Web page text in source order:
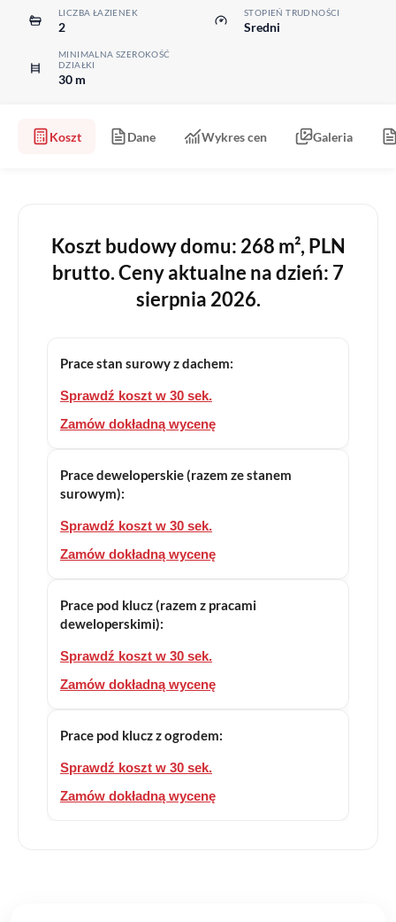
LICZBA ŁAZIENEK
2
STOPIEŃ TRUDNOŚCI
Sredni
MINIMALNA SZEROKOŚĆ
DZIAŁKI
30 m
Koszt Dane Wykres cen Galeria
Koszt budowy domu: 268 m², PLN
brutto. Ceny aktualne na dzień: 7
sierpnia 2026.
Prace stan surowy z dachem:
Sprawdź koszt w 30 sek.
Zamów dokładną wycenę
Prace deweloperskie (razem ze stanem
surowym):
Sprawdź koszt w 30 sek.
Zamów dokładną wycenę
Prace pod klucz (razem z pracami
deweloperskimi):
Sprawdź koszt w 30 sek.
Zamów dokładną wycenę
Prace pod klucz z ogrodem:
Sprawdź koszt w 30 sek.
Zamów dokładną wycenę